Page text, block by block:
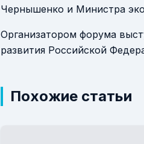
Чернышенко и Министра
Организатором форума
развития Российской
Похожие статьи